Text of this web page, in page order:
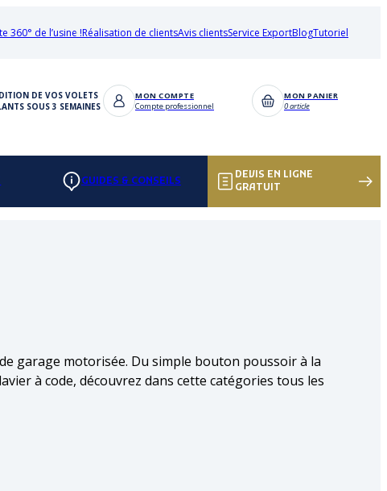
360° de l’usine !Réalisation de clientsAvis clientsService ExportBlogTutoriel
DE VOS VOLETS
SOUS 3 SEMAINES
MON COMPTE
Compte professionnel
MON PANIER
0 article
GUIDES & CONSEILS
DEVIS EN LIGNE
GRATUIT
garage motorisée. Du simple bouton poussoir à la
à code, découvrez dans cette catégories tous les